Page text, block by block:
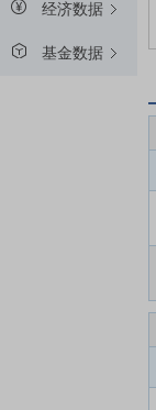
经济数据
基金数据